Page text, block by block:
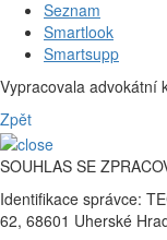
Seznam
Smartlook
Smartsupp
Vypracovala advokátní
Zpět
SOUHLAS SE
Identifikace správce:
62, 68601 Uherské